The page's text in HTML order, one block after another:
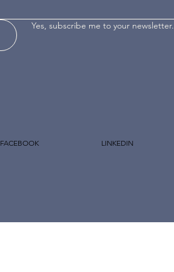
Yes, subscribe me to your newsletter.
FACEBOOK LINKEDIN